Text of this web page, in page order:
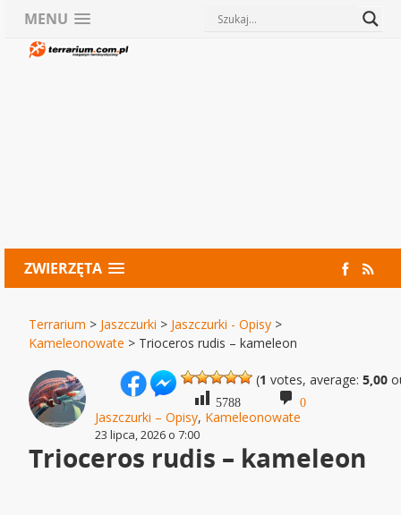
MENU
ZWIERZĘTA
Terrarium > Jaszczurki > Jaszczurki - Opisy >
Kameleonowate > Trioceros rudis – kameleon
(1 votes, average:5,00
5788 0
Jaszczurki – Opisy, Kameleonowate
23 lipca, 2026 o 7:00
Trioceros rudis – kameleon